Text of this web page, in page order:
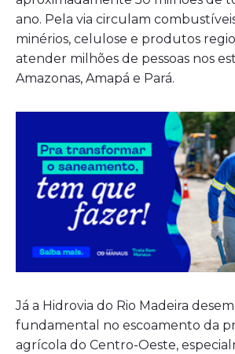
ano. Pela via circulam
minérios, celulose e produtos
atender milhões de pessoas nos
Amazonas, Amapá e Pará.
Já a Hidrovia do Rio Madeira
fundamental no escoamento da
agrícola do Centro-Oeste,